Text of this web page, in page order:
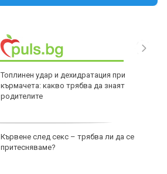
Топлинен удар и дехидратация при
кърмачета: какво трябва да знаят
родителите
Кървене след секс – трябва ли да се
притесняваме?